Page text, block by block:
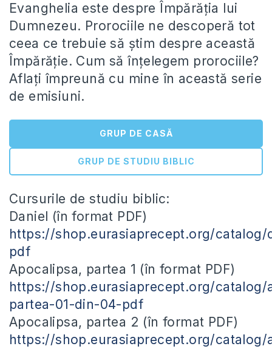
Evanghelia este despre Împărăția lui
Dumnezeu. Prorociile ne descoperă tot
ceea ce trebuie să știm despre această
Împărăție. Cum săînțelegem prorociile?
Aflați împreună cu mine în această serie
de emisiuni.
GRUP DE CASĂ
GRUP DE STUDIU BIBLIC
Cursurile de studiu biblic:
Daniel (în format PDF)
https://shop.eurasiaprecept.org/catalog/
pdf
Apocalipsa, partea 1 (în format PDF)
https://shop.eurasiaprecept.org/catalog/
partea-01-din-04-pdf
Apocalipsa, partea 2 (în format PDF)
https://shop.eurasiaprecept.org/catalog/